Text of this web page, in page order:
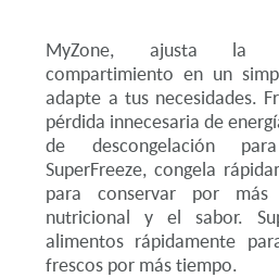
MyZone, ajusta la
compartimiento en un
adapte a tus necesidades.
pérdida innecesaria de
de descongelación
SuperFreeze, congela
para conservar por
nutricional y el sabor.
alimentos rápidamente
frescos por más tiempo.